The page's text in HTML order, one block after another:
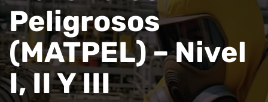
Peligrosos
(MATPEL) – Nivel
I, II Y III